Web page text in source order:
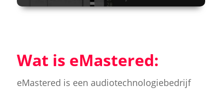
Wat is eMastered:
eMastered is een audiotechnologiebedrijf